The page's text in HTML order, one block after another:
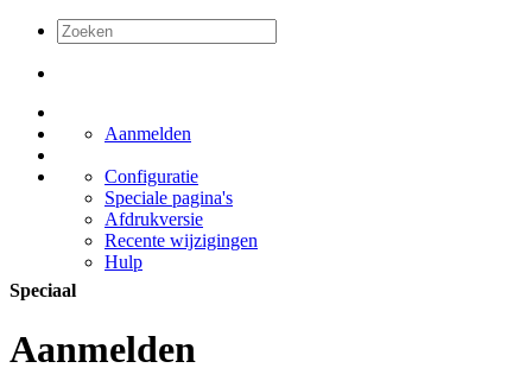
Aanmelden
Configuratie
Speciale pagina's
Afdrukversie
Recente wijzigingen
Hulp
Speciaal
Aanmelden